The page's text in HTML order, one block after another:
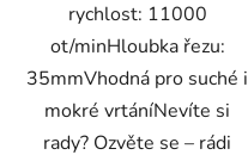
rychlost: 11000
ot/minHloubka řezu:
35mmVhodná pro suché i
mokré vrtáníNevíte si
rady? Ozvěte se – rádi